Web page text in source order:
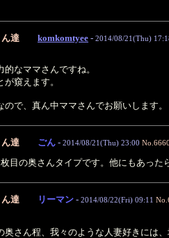
達 komkomtyee - 2014/08/21(Thu)
的なママさんですね。
窺えます。
ので、真ん中ママさんでお願いします。
達 ごん - 2014/08/21(Thu) 23:00
目の奥さんタイプです。他にもあった
達 リーマン - 2014/08/22(Fri) 09:11
奥さん程、我々のような人妻好きには